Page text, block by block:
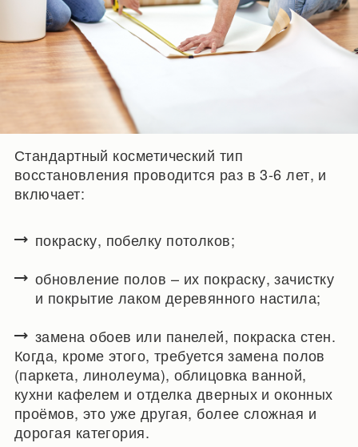
Стандартный косметический тип
восстановления проводится раз в 3-6 лет, и
включает:
покраску, побелку потолков;
обновление полов – их покраску, зачистку
и покрытие лаком деревянного настила;
замена обоев или панелей, покраска стен.
Когда, кроме этого, требуется замена полов
(паркета, линолеума), облицовка ванной,
кухни кафелем и отделка дверных и оконных
проёмов, это уже другая, более сложная и
дорогая категория.